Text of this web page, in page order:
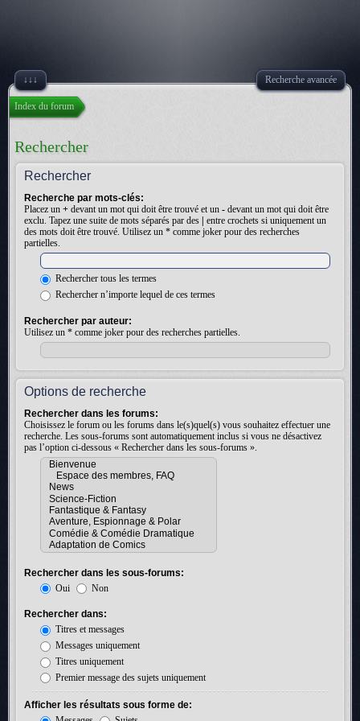
↓↓↓ Recherche avancée
Index du forum
Rechercher
Rechercher
Recherche par mots-clés:
Placez un + devant un mot qui doit être trouvé et un - devant un mot qui doit être
exclu. Tapez une suite de mots séparés par des
entre crochets si uniquement un
des mots doit être trouvé. Utilisez un * comme joker pour des recherches
partielles.
Rechercher tous les termes
Rechercher n’importe lequel de ces termes
Rechercher par auteur:
Utilisez un * comme joker pour des recherches partielles.
Options de recherche
Rechercher dans les forums:
Choisissez le forum ou les forums dans le(s)quel(s) vous souhaitez effectuer une
recherche. Les sous-forums sont automatiquement inclus si vous ne désactivez
pas l’option ci-dessous « Rechercher dans les sous-forums ».
Rechercher dans les sous-forums:
Oui
Non
Rechercher dans:
Titres et messages
Messages uniquement
Titres uniquement
Premier message des sujets uniquement
Afficher les résultats sous forme de: